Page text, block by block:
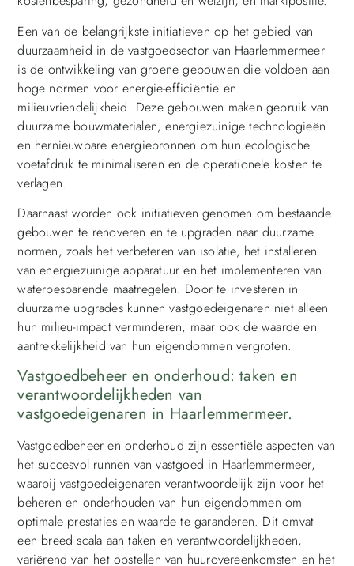
Een van de belangrijkste initiatieven op het gebied van
duurzaamheid in de vastgoedsector van Haarlemmermeer
is de ontwikkeling van groene gebouwen die voldoen aan
hoge normen voor energie-efficiëntie en
milieuvriendelijkheid. Deze gebouwen maken gebruik van
duurzame bouwmaterialen, energiezuinige technologieën
en hernieuwbare energiebronnen om hun ecologische
voetafdruk te minimaliseren en de operationele kosten te
verlagen.
Daarnaast worden ook initiatieven genomen om bestaande
gebouwen te renoveren en te upgraden naar duurzame
normen, zoals het verbeteren van isolatie, het installeren
van energiezuinige apparatuur en het implementeren van
waterbesparende maatregelen. Door te investeren in
duurzame upgrades kunnen vastgoedeigenaren niet alleen
hun milieu-impact verminderen, maar ook de waarde en
aantrekkelijkheid van hun eigendommen vergroten.
Vastgoedbeheer en onderhoud: taken en
verantwoordelijkheden van
vastgoedeigenaren in Haarlemmermeer.
Vastgoedbeheer en onderhoud zijn essentiële aspecten van
het succesvol runnen van vastgoed in Haarlemmermeer,
waarbij vastgoedeigenaren verantwoordelijk zijn voor het
beheren en onderhouden van hun eigendommen om
optimale prestaties en waarde te garanderen. Dit omvat
een breed scala aan taken en verantwoordelijkheden,
variërend van het opstellen van huurovereenkomsten en het